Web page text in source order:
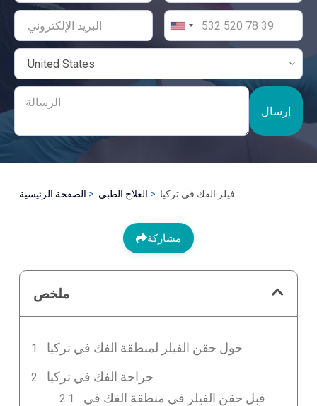
إرسال
الصفحة الرئيسية العلاج الطبي فيلر الفك في تركيا
مشاركة
ملخص
حول حقن الفيلر لمنطقة الفك في تركيا
جراحة الفك في تركيا
قبل حقن الفيلر في منطقة الفك في